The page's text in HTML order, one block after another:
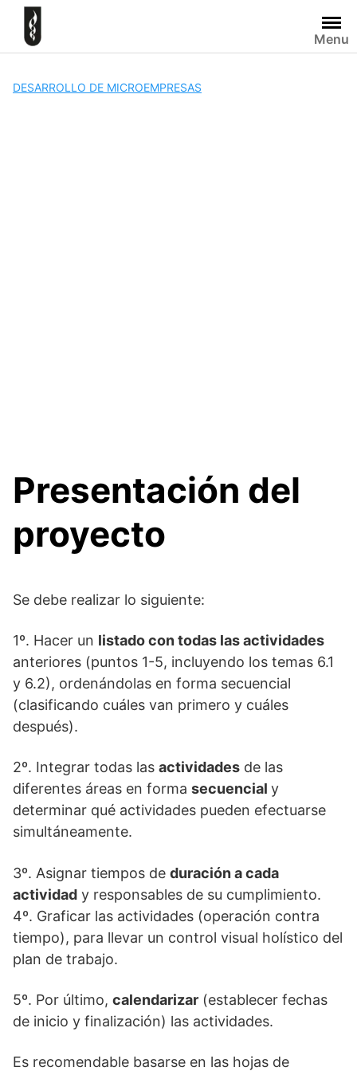
Skip
content
Menu
DESARROLLO DE MICROEMPRESAS
Presentación del
proyecto
Se debe realizar lo siguiente:
1º. Hacer un listado con todas las actividades
anteriores (puntos 1-5, incluyendo los temas 6.1
y 6.2), ordenándolas en forma secuencial
(clasificando cuáles van primero y cuáles
después).
2º. Integrar todas las actividades de las
diferentes áreas en forma secuencial y
determinar qué actividades pueden efectuarse
simultáneamente.
3º. Asignar tiempos de duración a cada
actividad y responsables de su cumplimiento.
4º. Graficar las actividades (operación contra
tiempo), para llevar un control visual holístico del
plan de trabajo.
5º. Por último, calendarizar (establecer fechas
de inicio y finalización) las actividades.
Es recomendable basarse en las hojas de